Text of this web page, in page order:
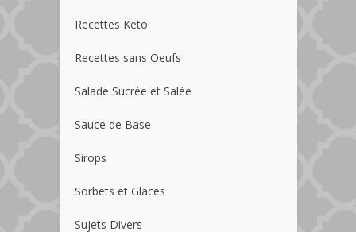
Recettes Keto
Recettes sans Oeufs
Salade Sucrée et Salée
Sauce de Base
Sirops
Sorbets et Glaces
Sujets Divers